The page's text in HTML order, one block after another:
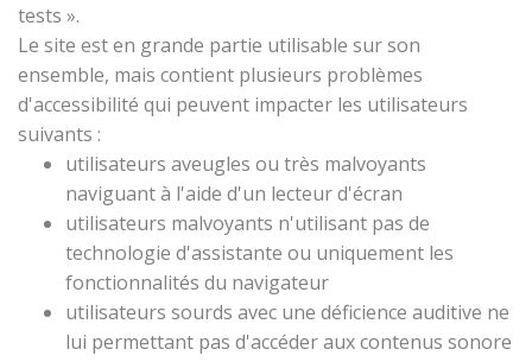
tests ».
Le site est en grande partie utilisable sur son
ensemble, mais contient plusieurs problèmes
d'accessibilité qui peuvent impacter les utilisateurs
suivants :
utilisateurs aveugles ou très malvoyants
naviguant à l'aide d'un lecteur d'écran
utilisateurs malvoyants n'utilisant pas de
technologie d'assistante ou uniquement les
fonctionnalités du navigateur
utilisateurs sourds avec une déficience auditive ne
lui permettant pas d'accéder aux contenus sonore